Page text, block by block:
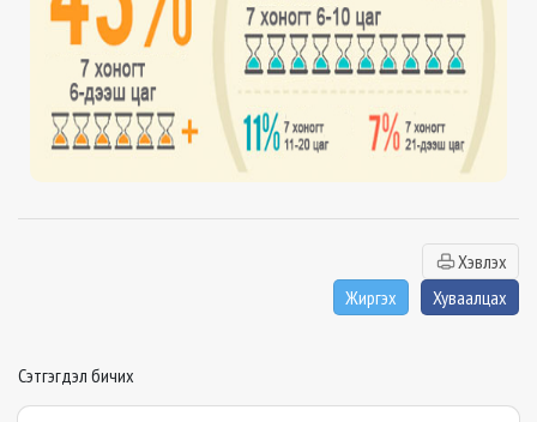
Хэвлэх
Жиргэх
Хуваалцах
Сэтгэгдэл бичих